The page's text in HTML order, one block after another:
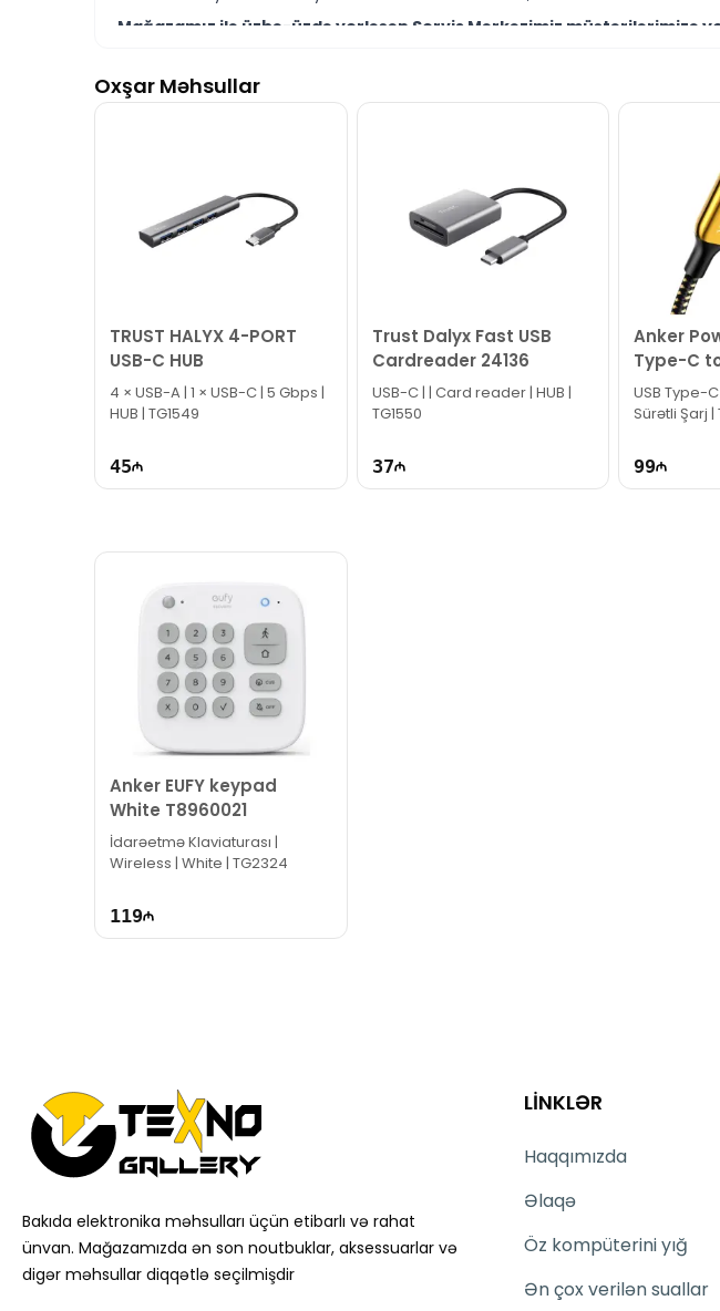
Mağazamız ilə üzbə-üzdə yerləşən Servis Mərkəzimiz müştərilərimizə
Lenovo USB-C to Ethernet Adapter 4X90S91831 modelini Bakıda sərfəli
İstər USB-C Ethernet adapter modelləri istərsə də digər brend
Seçim etməkdə məsləhətə ehtiyacınız varsa təcrübəli mütəxəssislərimiz hər
Lenovo USB-C to Ethernet Adapter 4X90S91831 modeli ilə bağlı bütün
hazırıq.
İş saatlarından kənar vaxtlarda əlaqə qurmaq üçün email ilə qeydiyyat edə
Oxşar Məhsullar
TRUST HALYX 4-PORT
USB-C HUB
4 × USB-A | 1 × USB-C | 5 Gbps |
HUB | TG1549
45
Trust Dalyx Fast USB
Cardreader 24136
USB-C | | Card reader | HUB |
TG1550
37
Anker
Type-C
m
USB Type-
Sürətli Şarj |
99
Anker EUFY keypad
White T8960021
İdarəetmə Klaviaturası |
Wireless | White | TG2324
119
Bakıda elektronika məhsulları üçün etibarlı və rahat
ünvan. Mağazamızda ən son noutbuklar, aksessuarlar və
digər məhsullar diqqətlə seçilmişdir
LİNKLƏR
Haqqımızda
Əlaqə
Öz kompüterini yığ
Ən çox verilən suallar